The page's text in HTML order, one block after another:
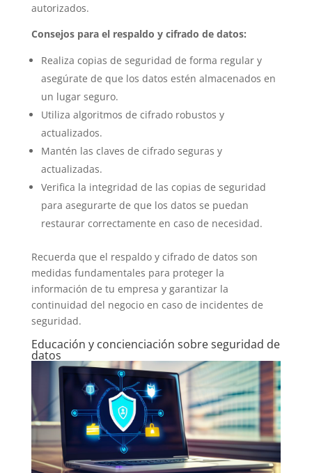
autorizados.
Consejos para el respaldo y cifrado de datos:
Realiza copias de seguridad de forma regular y
asegúrate de que los datos estén almacenados en
un lugar seguro.
Utiliza algoritmos de cifrado robustos y
actualizados.
Mantén las claves de cifrado seguras y
actualizadas.
Verifica la integridad de las copias de seguridad
para asegurarte de que los datos se puedan
restaurar correctamente en caso de necesidad.
Recuerda que el respaldo y cifrado de datos son
medidas fundamentales para proteger la
información de tu empresa y garantizar la
continuidad del negocio en caso de incidentes de
seguridad.
Educación y concienciación sobre seguridad de
datos